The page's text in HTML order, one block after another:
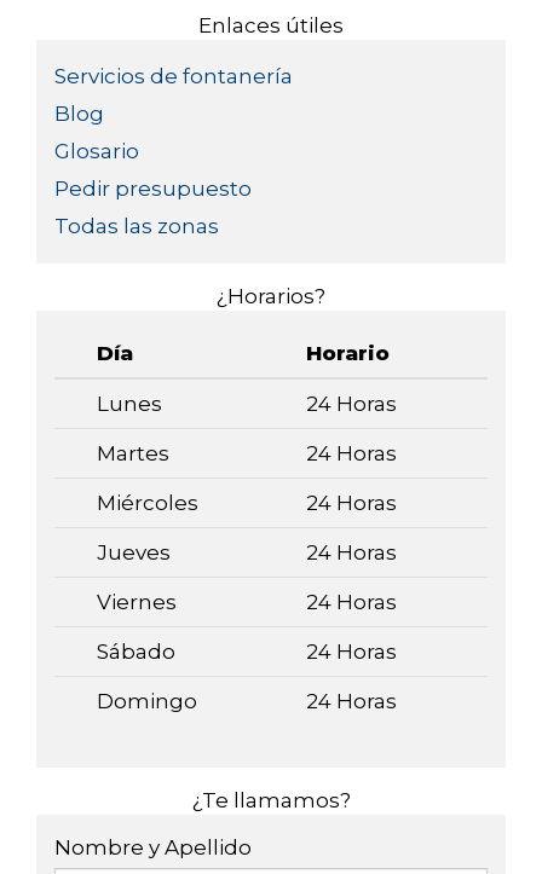
Enlaces útiles
Servicios de fontanería
Blog
Glosario
Pedir presupuesto
Todas las zonas
¿Horarios?
Día Horario
Lunes 24 Horas
Martes 24 Horas
Miércoles 24 Horas
Jueves 24 Horas
Viernes 24 Horas
Sábado 24 Horas
Domingo 24 Horas
¿Te llamamos?
Nombre y Apellido